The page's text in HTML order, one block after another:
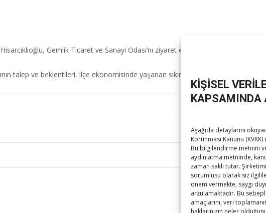
KİŞİSEL
KAPSAMINDA
Aşağıda detaylarını
Korunması Kanunu
Bu bilgilendirme metnini
aydınlatma metninde,
zaman saklı tutar.
sorumlusu olarak siz
önem vermekte, saygı
arzulamaktadır. Bu
amaçlarını, veri
haklarınızın neler
Gemlik Ticaret ve Sanayi Odası’nı ziyaret ederek Meclis Üyeleri ile
talep ve beklentileri, ilçe ekonomisinde yaşanan sıkıntılar konuşuldu.
Hisarcıklıoğlu